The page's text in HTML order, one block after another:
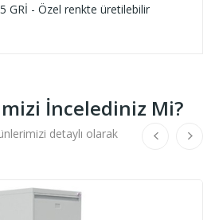
GRİ - Özel renkte üretilebilir
İncelediniz Mi?
detaylı olarak